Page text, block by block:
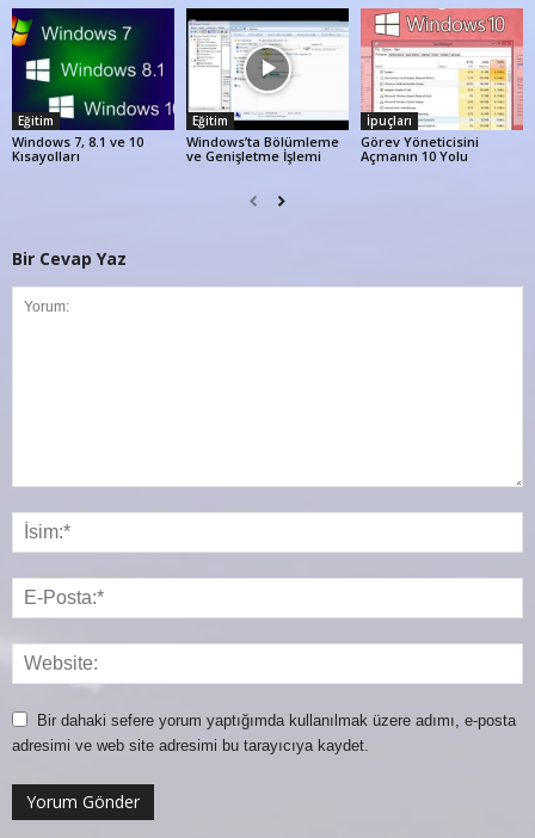
Eğitim
Windows 7, 8.1 ve 10
Kısayolları
Eğitim
Windows’ta Bölümleme
ve Genişletme İşlemi
İpuçları
Görev Yöneticisini
Açmanın 10 Yolu
Bir Cevap Yaz
Bir dahaki sefere yorum yaptığımda kullanılmak üzere adımı, e-posta
adresimi ve web site adresimi bu tarayıcıya kaydet.